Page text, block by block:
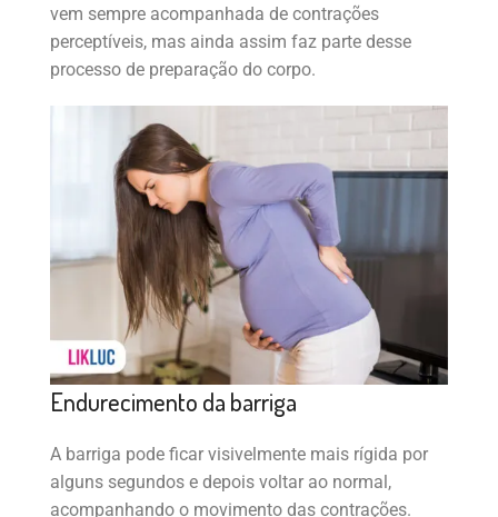
vem sempre acompanhada de contrações
perceptíveis, mas ainda assim faz parte desse
processo de preparação do corpo.
Endurecimento da barriga
A barriga pode ficar visivelmente mais rígida por
alguns segundos e depois voltar ao normal,
acompanhando o movimento das contrações.